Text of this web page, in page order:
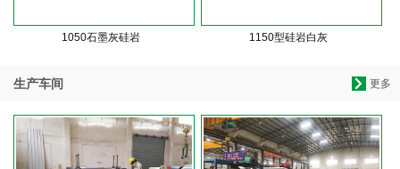
1050石墨灰硅岩 1150型硅岩白灰
更多
生产车间